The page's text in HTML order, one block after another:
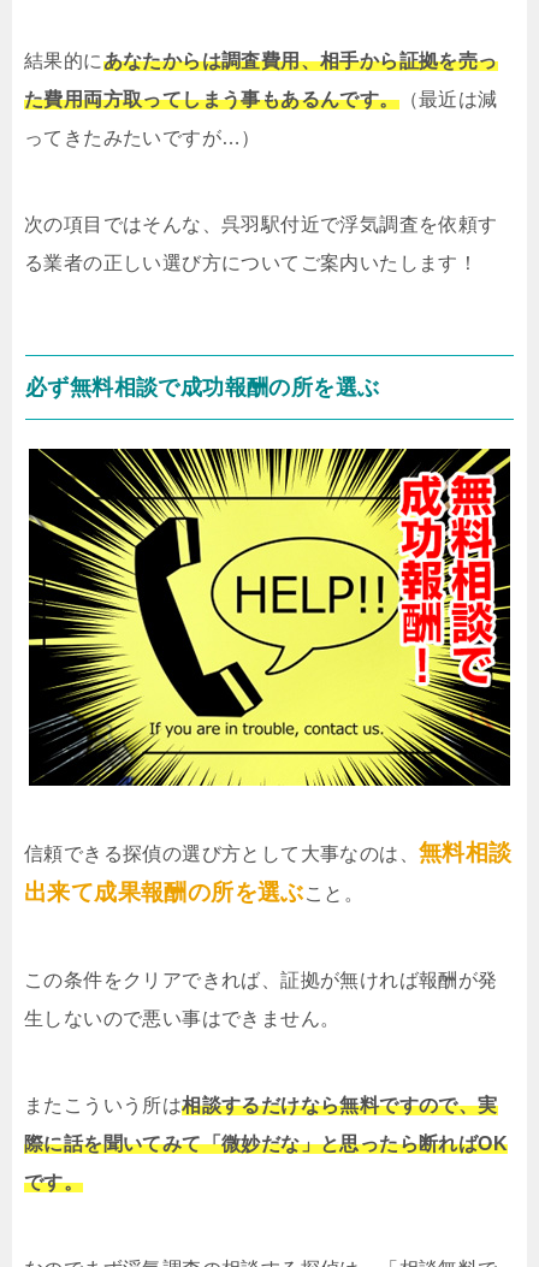
結果的にあなたからは調査費用、相手から証拠を売っ
た費用両方取ってしまう事もあるんです。（最近は減
ってきたみたいですが…）
次の項目ではそんな、呉羽駅付近で浮気調査を依頼す
る業者の正しい選び方についてご案内いたします！
必ず無料相談で成功報酬の所を選ぶ
信頼できる探偵の選び方として大事なのは、 無料相談
出来て成果報酬の所を選ぶこと。
この条件をクリアできれば、証拠が無ければ報酬が発
生しないので悪い事はできません。
またこういう所は相談するだけなら無料ですので、実
際に話を聞いてみて「微妙だな」と思ったら断ればOK
です。